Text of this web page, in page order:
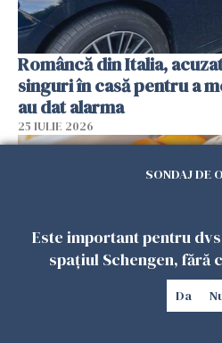
Româncă din Italia,
singuri în casă pentru a
au dat alarma
25 IULIE 2026
SONDAJ DE
Este important pentru
spațiul Schengen, fără
Da